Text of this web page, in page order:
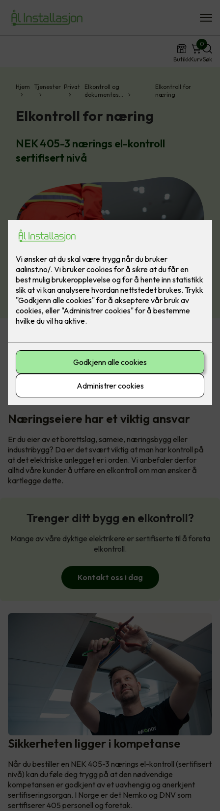
ButikkKurv
0
Søk
Hjem Tjenester Privat
Elkontroll og
dokumentas…
Elkontroll for
næring
Elkontroll for næring
NEK 405-3 nærings el-kontroll
sertifisert nivå
Økende krav om sertifiseringer
Det er et økende krav til å dokumentere kompetanse, og
stadig flere forsikringsselskaper, kommuner, og
bedriftseiere krever sertifiserte kontrollører iht. 405-3
næringskontroll og sertifisert el-kontrollforetak iht. 405-4.
Næringseiere har et viktig ansvar
Er du eier av et borettslag, sameie, næringsbygg eller
industribygg? Da er det svært viktig at man har kontroll på
at det elektriske anlegget er i orden. Vi anbefaler derfor
alltid våre kunder å utføre en elkontroll om man ønsker å
kartlegge dette.
Trenger ditt bygg en elkontroll?
Mange av våre dyktige elektrikere er sertifiserte til å foreta
elkontroll.
Kontakt oss i dag
Sikkerheten ligger i kompetanse
Når du bestiller en NEK 405-3 nærings el-kontroll (sertifisert
nivå) kan du føle deg trygg på at den nødvendige
kompetansen er godkjent av et uavhengig og anerkjent
sertifiseringsorgan. I Norge er det Nemko og DNV som
sertifiserer 405 personell og foretak.